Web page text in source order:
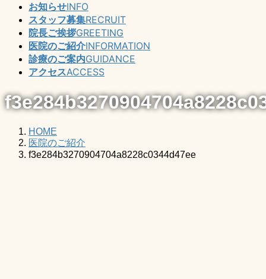
お知らせINFO
スタッフ募集RECRUIT
院長ご挨拶GREETING
医院のご紹介INFORMATION
診療のご案内GUIDANCE
アクセスACCESS
HOME
医院のご紹介
f3e284b3270904704a8228c0344d47ee